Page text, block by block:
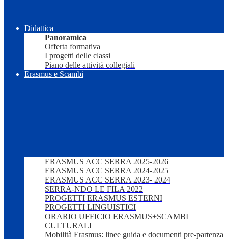
Didattica
Panoramica
Offerta formativa
I progetti delle classi
Piano delle attività collegiali
Erasmus e Scambi
ERASMUS ACC SERRA 2025-2026
ERASMUS ACC SERRA 2024-2025
ERASMUS ACC SERRA 2023- 2024
SERRA-NDO LE FILA 2022
PROGETTI ERASMUS ESTERNI
PROGETTI LINGUISTICI
ORARIO UFFICIO ERASMUS+SCAMBI
CULTURALI
Mobilità Erasmus: linee guida e documenti pre-partenza